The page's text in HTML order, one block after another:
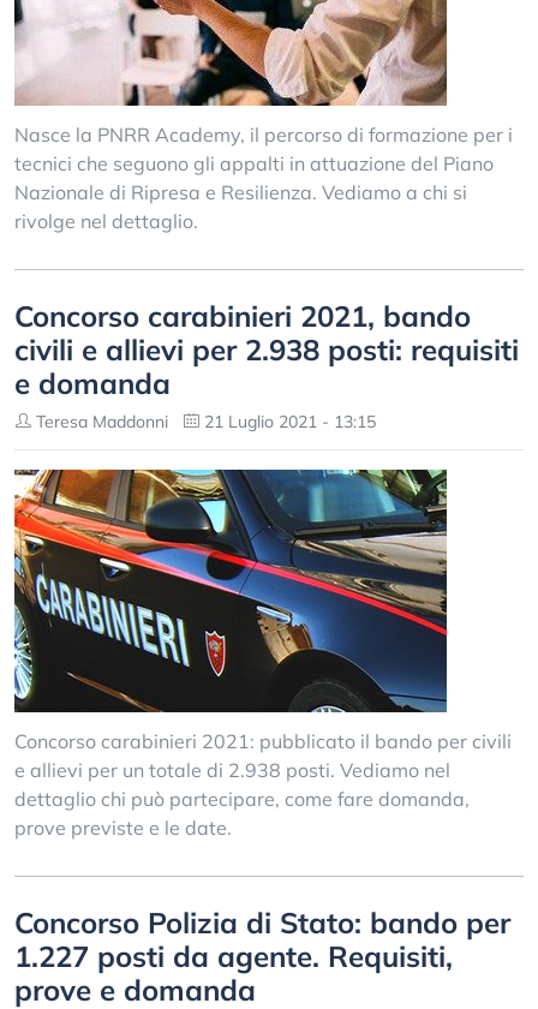
Nasce la PNRR Academy, il percorso di formazione per i
tecnici che seguono gli appalti in attuazione del Piano
Nazionale di Ripresa e Resilienza. Vediamo a chi si
rivolge nel dettaglio.
Concorso carabinieri 2021, bando
civili e allievi per 2.938 posti: requisiti
e domanda
Teresa Maddonni 21 Luglio 2021 - 13:15
Concorso carabinieri 2021: pubblicato il bando per civili
e allievi per un totale di 2.938 posti. Vediamo nel
dettaglio chi può partecipare, come fare domanda,
prove previste e le date.
Concorso Polizia di Stato: bando per
1.227 posti da agente. Requisiti,
prove e domanda